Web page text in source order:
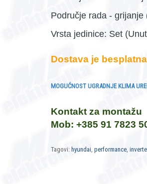
Područje rada - grijanje
Vrsta jedinice: Set
Dostava je
MOGUĆNOST UGRADNJE KLIMA
Kontakt za montažu
Mob: +385 91 7823
Tagovi: hyundai performance